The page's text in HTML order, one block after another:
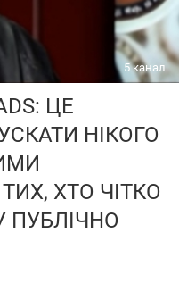
5 канал
ЦЕ
НІКОГО
ХТО ЧІТКО
ПУБЛІЧНО